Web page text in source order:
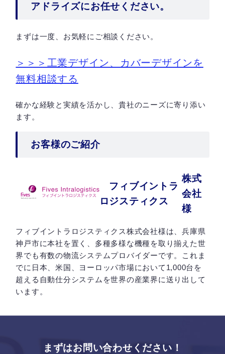
アドライズにお任せください。
まずは一度、お気軽にご相談ください。
＞＞＞工業デザイン、カバーデザインを
無料相談する
確かな経験と実績を活かし、貴社のニーズに寄り添い
ます。
お客様のご紹介
フィブイントラ
ロジスティクス
株式
会社
様
フィブイントラロジスティクス株式会社様は、兵庫県
神戸市に本社を置く、多種多様な機種を取り揃えた世
界でも有数の物流システムプロバイダーです。これま
でに日本、米国、ヨーロッパ市場において1,000台を
超える自動仕分システムを世界の産業界に送り出して
います。
まずはお問い合わせください！